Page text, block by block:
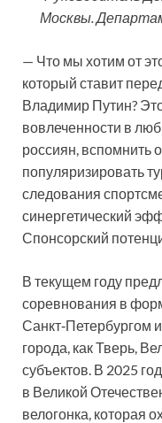
Москвы.
— Что мы хотим от
который ставит
Владимир Путин?
вовлеченности в
россиян, вспомнить
популяризировать
следования
синергетический
Спонсорский
В текущем году
соревнования в
Санкт‑Петербургом
города, как Тверь,
субъектов. В 2025
в Великой
велогонка, которая